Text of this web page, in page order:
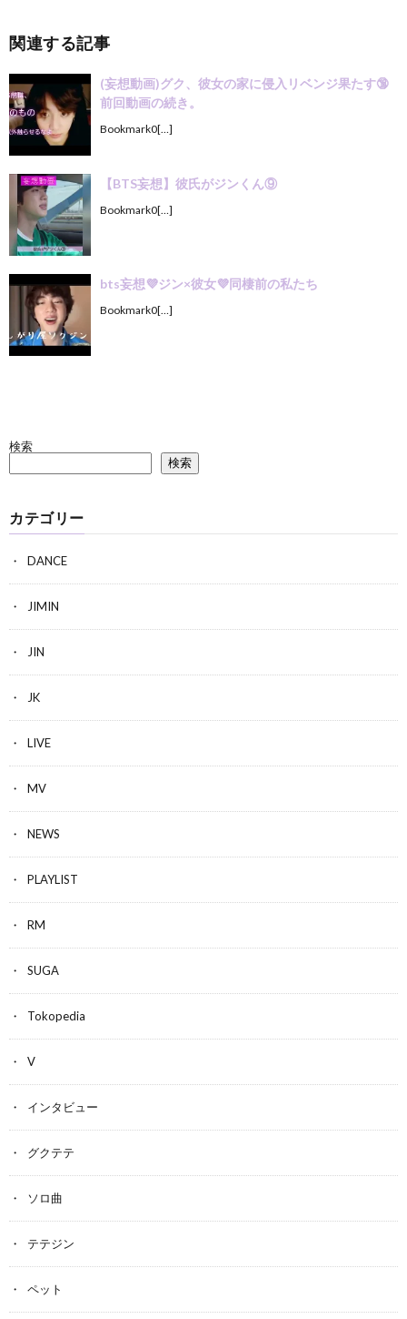
関連する記事
(妄想動画)グク、彼女の家に侵入リベンジ果たす🔞
前回動画の続き。
Bookmark0[…]
【BTS妄想】彼氏がジンくん⑨
Bookmark0[…]
bts妄想💜ジン×彼女💜同棲前の私たち
Bookmark0[…]
検索
検索
カテゴリー
DANCE
JIMIN
JIN
JK
LIVE
MV
NEWS
PLAYLIST
RM
SUGA
Tokopedia
V
インタビュー
グクテテ
ソロ曲
テテジン
ペット